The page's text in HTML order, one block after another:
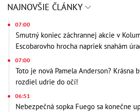
NAJNOVŠIE ČLÁNKY
07:00
Smutný koniec záchrannej akcie v
Escobarovho hrocha napriek snahám
07:00
Toto je nová Pamela Anderson? Krásna
rozdiel udrie do očí!
06:51
Nebezpečná sopka Fuego sa konečne